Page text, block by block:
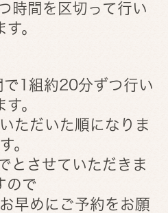
時間を区切って行い
す。
1組約20分ずつ行い
す。
ただいた順になりま
す。
とさせていただきま
ので
早めにご予約をお願